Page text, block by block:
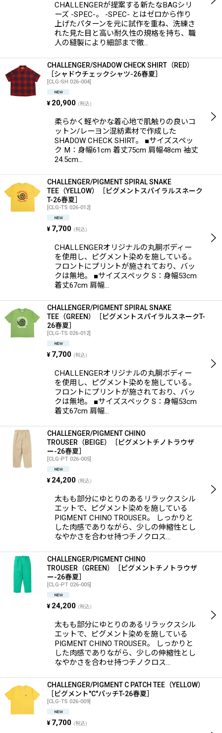
CHALLENGERが提案する新たなBAGシリ
ーズ -SPEC-。 -SPEC- とはゼロから作り
上げたパターンを元に試作を重ね、洗練さ
れた見た目と高い耐久性の規格を持ち、職
人の縫製により細部まで徹…
CHALLENGER/SHADOW CHECK SHIRT（RED）
［シャドウチェックシャツ-26春夏］
[CLG-SH 026-004]
¥ 20,900 (税込)
柔らかく軽やかな着心地で肌触りの良いコ
ットン/レーヨン混紡素材で作成した
SHADOW CHECK SHIRT。 ■サイズスペッ
ク M：身幅61cm 着丈75cm 肩幅48cm 袖丈
24.5cm…
CHALLENGER/PIGMENT SPIRAL SNAKE
TEE（YELLOW）［ピグメントスパイラルスネーク
T-26春夏］
[CLG-TS 026-012]
¥ 7,700 (税込)
CHALLENGERオリジナルの丸胴ボディー
を使用し、ピグメント染めを施している。
フロントにプリントが施されており、バッ
クは無地。 ■サイズスペック S：身幅53cm
着丈67cm 肩幅…
CHALLENGER/PIGMENT SPIRAL SNAKE
TEE（GREEN）［ピグメントスパイラルスネークT-
26春夏］
[CLG-TS 026-012]
¥ 7,700 (税込)
CHALLENGERオリジナルの丸胴ボディー
を使用し、ピグメント染めを施している。
フロントにプリントが施されており、バッ
クは無地。 ■サイズスペック S：身幅53cm
着丈67cm 肩幅…
CHALLENGER/PIGMENT CHINO
TROUSER（BEIGE）［ピグメントチノトラウザ
ー-26春夏］
[CLG-PT 026-005]
¥ 24,200 (税込)
太もも部分にゆとりのあるリラックスシル
エットで、ピグメント染めを施している
PIGMENT CHINO TROUSER。 しっかりと
した肉感でありながら、少しの伸縮性とし
なやかさを合わせ持つチノクロス…
CHALLENGER/PIGMENT CHINO
TROUSER（GREEN）［ピグメントチノトラウザ
ー-26春夏］
[CLG-PT 026-005]
¥ 24,200 (税込)
太もも部分にゆとりのあるリラックスシル
エットで、ピグメント染めを施している
PIGMENT CHINO TROUSER。 しっかりと
した肉感でありながら、少しの伸縮性とし
なやかさを合わせ持つチノクロス…
CHALLENGER/PIGMENT C PATCH TEE（YELLOW）
［ピグメント"C"パッチT-26春夏］
[CLG-TS 026-009]
¥ 7,700 (税込)